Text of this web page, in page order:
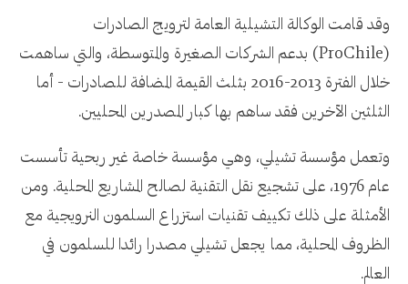
وقد قامت الوكالة التشيلية العامة لترويج الصادرات
(ProChile) بدعم الشركات الصغيرة والمتوسطة، والتي ساهمت
خلال الفترة 2013-2016 بثلث القيمة المضافة للصادرات - أما
الثلثين الآخرين فقد ساهم بها كبار المصدرين المحليين.
وتعمل مؤسسة تشيلي، وهي مؤسسة خاصة غير ربحية تأسست
عام 1976، على تشجيع نقل التقنية لصالح المشاريع المحلية. ومن
الأمثلة على ذلك تكييف تقنيات استزراع السلمون النرويجية مع
الظروف المحلية، مما يجعل تشيلي مصدرا رائدا للسلمون في
العالم.